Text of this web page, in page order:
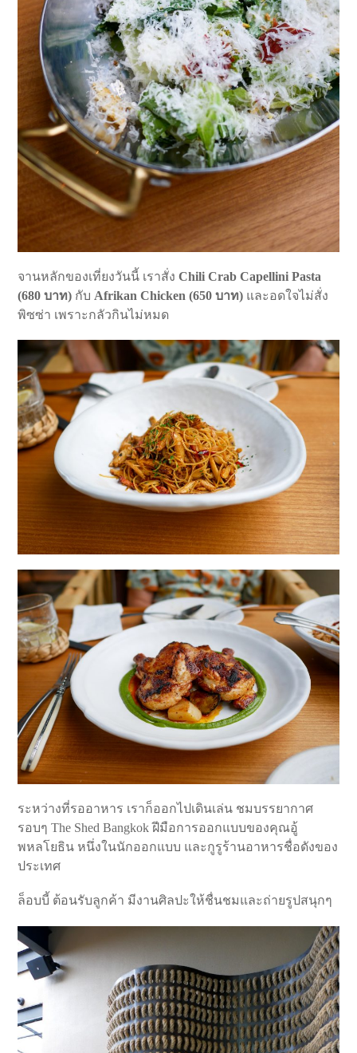
จานหลักของเที่ยงวันนี้ เราสั่งChili Crab Capellini Pasta
(680 บาท) กับ Afrikan Chicken (650 บาท) และอดใจไม่สั่ง
พิซซ่า เพราะกลัวกินไม่หมด
ระหว่างที่รออาหาร เราก็ออกไปเดินเล่น ชมบรรยากาศ
รอบๆ The Shed Bangkok ฝีมือการออกแบบของคุณอู้
พหลโยธิน หนึ่งในนักออกแบบ และกูรูร้านอาหารชื่อดังของ
ประเทศ
ล็อบบี้ ต้อนรับลูกค้า มีงานศิลปะให้ชื่นชมและถ่ายรูปสนุกๆ